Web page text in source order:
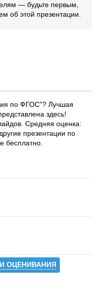
— будьте первым,
об этой презентации.
по ФГОС"? Лучшая
здесь!
Средняя оценка:
презентации по
бесплатно.
ОЦЕНИВАНИЯ